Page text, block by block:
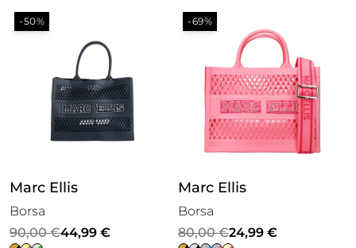
originale
era:
attuale
è:
originale
era:
attuale
è:
-50%
Marc Ellis
Borsa
90,00€
Il
44,99 €
Il
-69%
Marc Ellis
Borsa
80,00€
Il
24,99 €
Il